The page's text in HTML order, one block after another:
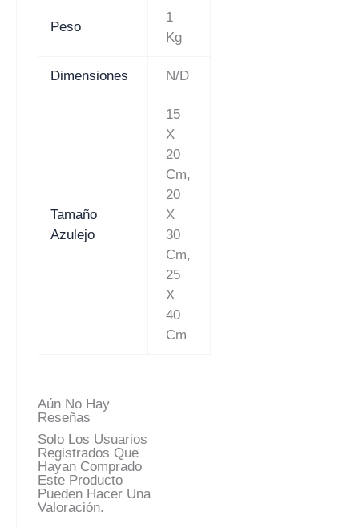
Peso
1
Kg
Dimensiones N/D
Tamaño
Azulejo
15
X
20
Cm,
20
X
30
Cm,
25
X
40
Cm
Aún No Hay
Reseñas
Solo Los Usuarios
Registrados Que
Hayan Comprado
Este Producto
Pueden Hacer Una
Valoración.